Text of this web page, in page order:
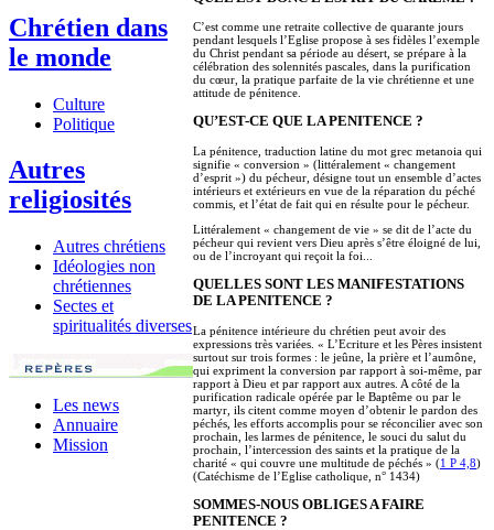
Chrétien dans
le monde
Culture
Politique
Autres
religiosités
Autres chrétiens
Idéologies non
chrétiennes
Sectes et
spiritualités diverses
Les news
Annuaire
Mission
C’est comme une retraite collective de quarante jours
pendant lesquels l’Eglise propose à ses fidèles l’exemple
du Christ pendant sa période au désert, se prépare à la
célébration des solennités pascales, dans la purification
du cœur, la pratique parfaite de la vie chrétienne et une
attitude de pénitence.
QU’EST-CE QUE LA PENITENCE ?
La pénitence, traduction latine du mot grec metanoia qui
signifie « conversion » (littéralement « changement
d’esprit ») du pécheur, désigne tout un ensemble d’actes
intérieurs et extérieurs en vue de la réparation du péché
commis, et l’état de fait qui en résulte pour le pécheur.
Littéralement « changement de vie » se dit de l’acte du
pécheur qui revient vers Dieu après s’être éloigné de lui,
ou de l’incroyant qui reçoit la foi...
QUELLES SONT LES MANIFESTATIONS
DE LA PENITENCE ?
La pénitence intérieure du chrétien peut avoir des
expressions très variées. « L’Ecriture et les Pères insistent
surtout sur trois formes : le jeûne, la prière et l’aumône,
qui expriment la conversion par rapport à soi-même, par
rapport à Dieu et par rapport aux autres. A côté de la
purification radicale opérée par le Baptême ou par le
martyr, ils citent comme moyen d’obtenir le pardon des
péchés, les efforts accomplis pour se réconcilier avec son
prochain, les larmes de pénitence, le souci du salut du
prochain, l’intercession des saints et la pratique de la
charité « qui couvre une multitude de péchés » (1 P 4,8)
(Catéchisme de l’Eglise catholique, n° 1434)
SOMMES-NOUS OBLIGES A FAIRE
PENITENCE ?